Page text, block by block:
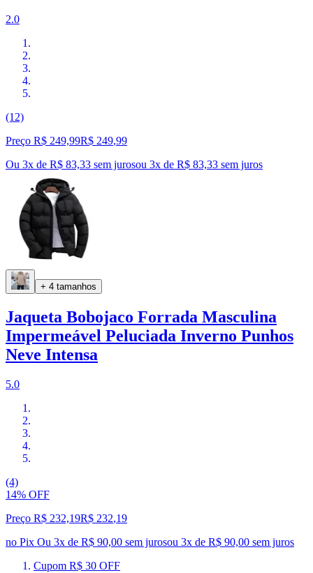
2.0
(12)
Preço R$ 249,99R$ 249,99
Ou 3x de R$ 83,33 sem jurosou 3x de R$ 83,33 sem juros
+ 4 tamanhos
Jaqueta Bobojaco Forrada Masculina
Impermeável Peluciada Inverno Punhos
Neve Intensa
5.0
(4)
14% OFF
Preço R$ 232,19R$ 232,19
no Pix Ou 3x de R$ 90,00 sem jurosou 3x de R$ 90,00 sem juros
Cupom R$ 30 OFF